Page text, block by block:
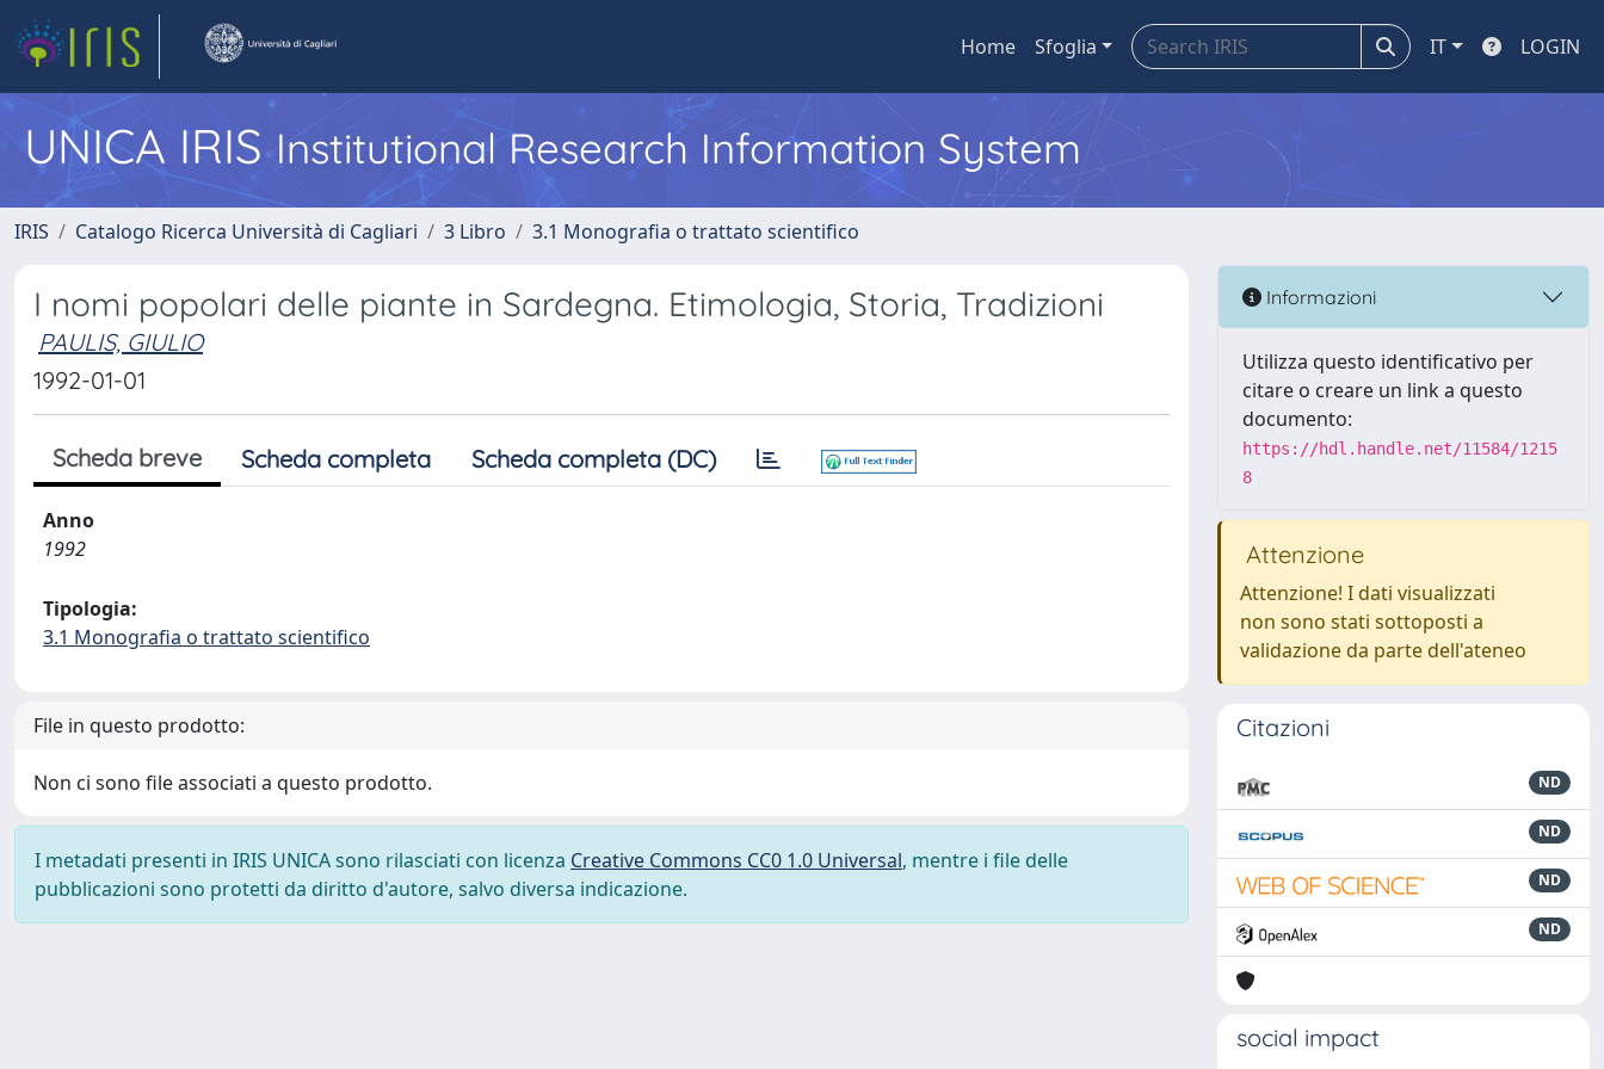
Home Sfoglia IT LOGIN
UNICA IRISInstitutional Research Information System
IRIS Catalogo Ricerca Università di Cagliari 3 Libro 3.1 Monografia o trattato scientifico
I nomi popolari delle piante in Sardegna. Etimologia, Storia, Tradizioni
PAULIS, GIULIO
1992-01-01
Scheda breve Scheda completa Scheda completa (DC)
Anno
1992
Tipologia:
3.1 Monografia o trattato scientifico
File in questo prodotto:
Non ci sono file associati a questo prodotto.
I metadati presenti in IRIS UNICA sono rilasciati con licenza Creative Commons CC0 1.0 Universal, mentre i file delle
pubblicazioni sono protetti da diritto d'autore, salvo diversa indicazione.
Informazioni
Utilizza questo identificativo per
citare o creare un link a questo
documento:
https://hdl.handle.net/11584/1215
8
Attenzione
Attenzione! I dati visualizzati
non sono stati sottoposti a
validazione da parte dell'ateneo
Citazioni
ND
ND
ND
ND
social impact